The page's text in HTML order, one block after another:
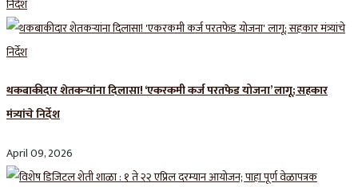
थकबाकीदार शेतकऱ्यांना दिलासा! ‘एकरकमी कर्ज परतफेड योजना’ लागू; सहकार
मंत्र्यांचे निर्देश
April 09, 2026